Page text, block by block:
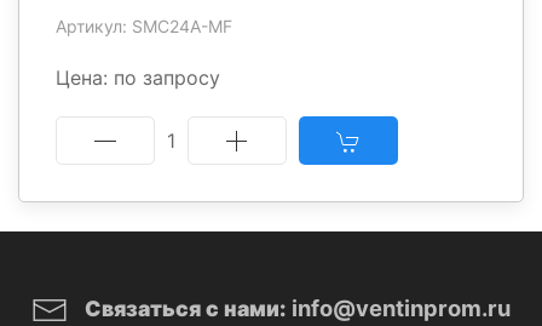
Артикул: SMC24A-MF
Цена: по запросу
1
Связаться с нами: info@ventinprom.ru